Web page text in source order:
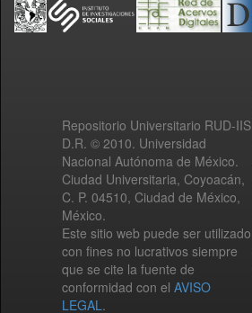
Repositorio Universitario RUD-IIS
D.R. © 2010. Universidad
Nacional Autónoma de México.
Ciudad Universitaria, Coyoacán,
C. P. 04510, Ciudad de México,
México.
Este sitio web puede ser utilizado
con fines no lucrativos siempre
que se cite la fuente de
conformidad con el AVISO
LEGAL.